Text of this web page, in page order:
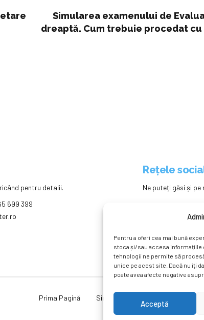
Pentru a oferi cea mai bună
stoca și/sau accesa
tehnologii ne permite să
unice pe acest site. Dacă nu îți
poate avea afecte negative
Acceptă
Simularea examenului de
dreaptă. Cum trebuie procedat cu
pentru detalii.
699 399
Rețele
Ne puteți găsi și pe
Prima Pagină Simpozion Internațional